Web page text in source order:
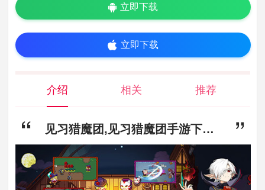
立即下载
立即下载
介绍 相关 推荐
见习猎魔团,见习猎魔团手游下载,见习猎魔团安卓最新版下载v3.13